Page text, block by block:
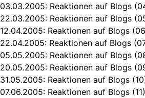
03.03.2005: Reaktionen auf Blogs
22.03.2005: Reaktionen auf Blogs
12.04.2005: Reaktionen auf Blogs
22.04.2005: Reaktionen auf Blogs
05.05.2005: Reaktionen auf Blogs
20.05.2005: Reaktionen auf Blogs
31.05.2005: Reaktionen auf Blogs
07.06.2005: Reaktionen auf Blogs